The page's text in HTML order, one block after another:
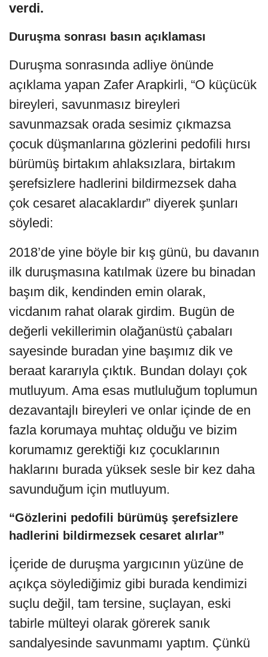
verdi.
Duruşma sonrası basın açıklaması
Duruşma sonrasında adliye önünde
açıklama yapan Zafer Arapkirli, “O küçücük
bireyleri, savunmasız bireyleri
savunmazsak orada sesimiz çıkmazsa
çocuk düşmanlarına gözlerini pedofili hırsı
bürümüş birtakım ahlaksızlara, birtakım
şerefsizlere hadlerini bildirmezsek daha
çok cesaret alacaklardır” diyerek şunları
söyledi:
2018’de yine böyle bir kış günü, bu davanın
ilk duruşmasına katılmak üzere bu binadan
başım dik, kendinden emin olarak,
vicdanım rahat olarak girdim. Bugün de
değerli vekillerimin olağanüstü çabaları
sayesinde buradan yine başımız dik ve
beraat kararıyla çıktık. Bundan dolayı çok
mutluyum. Ama esas mutluluğum toplumun
dezavantajlı bireyleri ve onlar içinde de en
fazla korumaya muhtaç olduğu ve bizim
korumamız gerektiği kız çocuklarının
haklarını burada yüksek sesle bir kez daha
savunduğum için mutluyum.
“Gözlerini pedofili bürümüş şerefsizlere
hadlerini bildirmezsek cesaret alırlar”
İçeride de duruşma yargıcının yüzüne de
açıkça söylediğimiz gibi burada kendimizi
suçlu değil, tam tersine, suçlayan, eski
tabirle mülteyi olarak görerek sanık
sandalyesinde savunmamı yaptım. Çünkü